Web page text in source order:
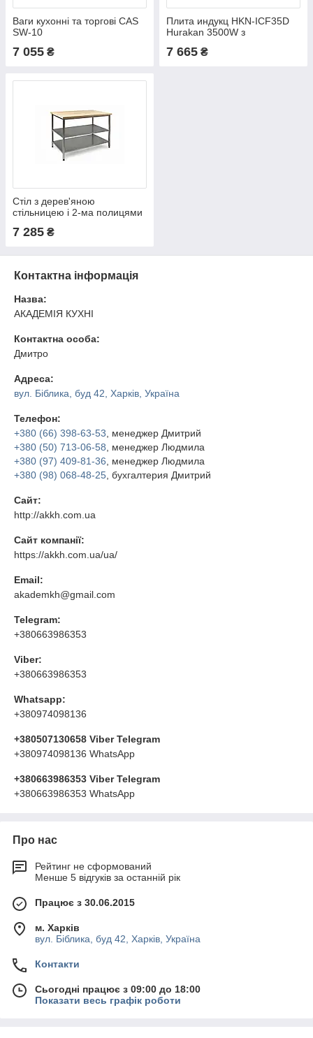
Ваги кухонні та торгові CAS
SW-10
7 055 ₴
Плита индукц HKN-ICF35D
Hurakan 3500W з
7 665 ₴
Стіл з дерев'яною
стільницею і 2-ма полицями
7 285 ₴
Контактна інформація
Назва:
АКАДЕМІЯ КУХНІ
Контактна особа:
Дмитро
Адреса:
вул. Біблика, буд 42, Харків, Україна
Телефон:
+380 (66) 398-63-53 , менеджер Дмитрий
+380 (50) 713-06-58 , менеджер Людмила
+380 (97) 409-81-36 , менеджер Людмила
+380 (98) 068-48-25 , бухгалтерия Дмитрий
Сайт:
http://akkh.com.ua
Сайт компанії:
https://akkh.com.ua/ua/
Email:
akademkh@gmail.com
Telegram:
+380663986353
Viber:
+380663986353
Whatsapp:
+380974098136
+380507130658 Viber Telegram
+380974098136 WhatsApp
+380663986353 Viber Telegram
+380663986353 WhatsApp
Про нас
Рейтинг не сформований
Менше 5 відгуків за останній рік
Працює з 30.06.2015
м. Харків
вул. Біблика, буд 42, Харків, Україна
Контакти
Сьогодні працює з 09:00 до 18:00
Показати весь графік роботи